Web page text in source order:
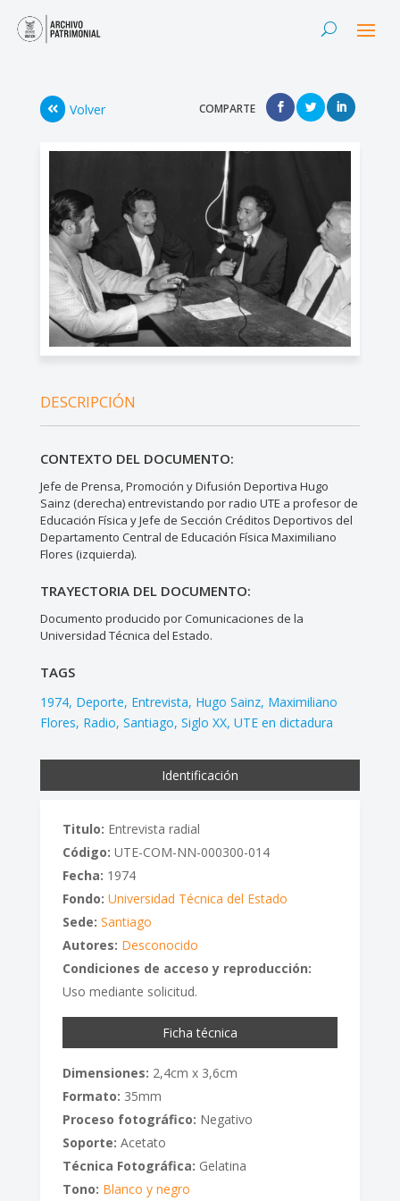
Volver COMPARTE
DESCRIPCIÓN
CONTEXTO DEL DOCUMENTO:
Jefe de Prensa, Promoción y Difusión Deportiva Hugo
Sainz (derecha) entrevistando por radio UTE a profesor de
Educación Física y Jefe de Sección Créditos Deportivos del
Departamento Central de Educación Física Maximiliano
Flores (izquierda).
TRAYECTORIA DEL DOCUMENTO:
Documento producido por Comunicaciones de la
Universidad Técnica del Estado.
TAGS
1974 Deporte Entrevista Hugo Sainz Maximiliano
Flores Radio Santiago Siglo XX UTE en dictadura
Identificación
Titulo: Entrevista radial
Código: UTE-COM-NN-000300-014
Fecha: 1974
Fondo: Universidad Técnica del Estado
Sede: Santiago
Autores: Desconocido
Condiciones de acceso y reproducción:
Uso mediante solicitud.
Ficha técnica
Dimensiones: 2,4cm x 3,6cm
Formato: 35mm
Proceso fotográfico: Negativo
Soporte: Acetato
Técnica Fotográfica: Gelatina
Tono: Blanco y negro